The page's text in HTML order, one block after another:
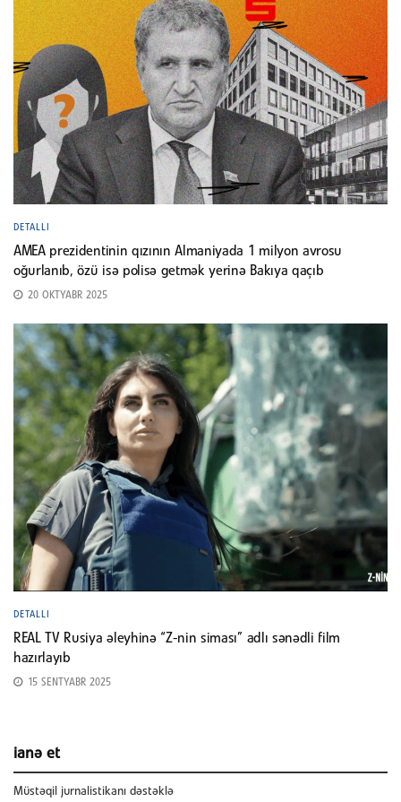
DETALLI
AMEA prezidentinin qızının Almaniyada 1 milyon avrosu
oğurlanıb, özü isə polisə getmək yerinə Bakıya qaçıb
20 OKTYABR 2025
DETALLI
REAL TV Rusiya əleyhinə “Z-nin siması” adlı sənədli film
hazırlayıb
15 SENTYABR 2025
ianə et
Müstəqil jurnalistikanı dəstəklə